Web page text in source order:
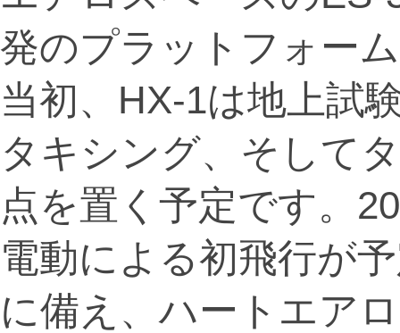
発のプラットフォー
当初、HX-1は地上試
タキシング、そして
点を置く予定です。
電動による初飛行が
に備え、ハートエア